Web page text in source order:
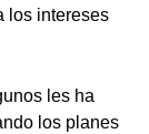
los intereses
les ha
los planes